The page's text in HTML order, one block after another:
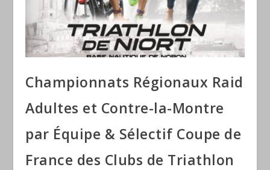
Championnats Régionaux Raid
Adultes et Contre-la-Montre
par Équipe & Sélectif Coupe de
France des Clubs de Triathlon